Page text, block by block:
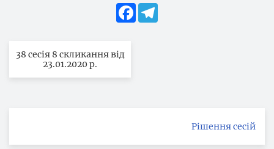
Facebook
38 сесія 8 скликання від
23.01.2020 р.
Рішення сесій